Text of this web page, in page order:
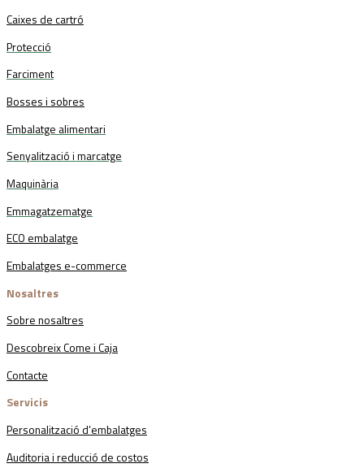
Caixes de cartró
Protecció
Farciment
Bosses i sobres
Embalatge alimentari
Senyalització i marcatge
Maquinària
Emmagatzematge
ECO embalatge
Embalatges e-commerce
Nosaltres
Sobre nosaltres
Descobreix Come i Caja
Contacte
Servicis
Personalització d’embalatges
Auditoria i reducció de costos